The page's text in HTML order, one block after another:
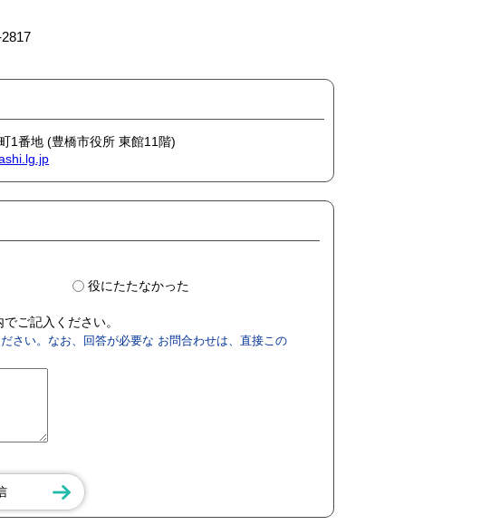
1番地 (豊橋市役所 東館11階)
役にたたなかった
ご記入ください。
さい。なお、回答が必要な お問合わせは、直接この